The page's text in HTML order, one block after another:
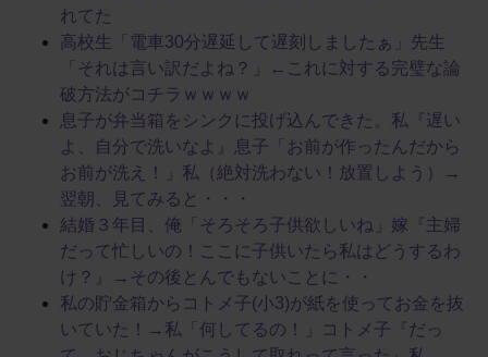
れてた
高校生「電車30分遅延して遅刻しましたぁ」先生
「それは言い訳だよね？」←これに対する完璧な論
破方法がコチラｗｗｗｗ
息子が弁当箱をシンクに投げ込んできた。私『遅い
よ、自分で洗いなよ』息子「お前が作ったんだから
お前が洗え！」私（絶対洗わない！放置しよう）→
翌朝、見てみると・・・
結婚３年目、俺「そろそろ子供欲しいね」嫁『主婦
だって忙しいの！ここに子供いたら私はどうするわ
け？』→その後とんでもないことに・・
私の貯金箱からコトメ子(小3)が紙を使ってお金を抜
いていた！→私「何してるの！」コトメ子『だっ